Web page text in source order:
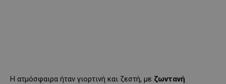
Η ατμόσφαιρα ήταν γιορτινή και ζεστή, με ζωντανή